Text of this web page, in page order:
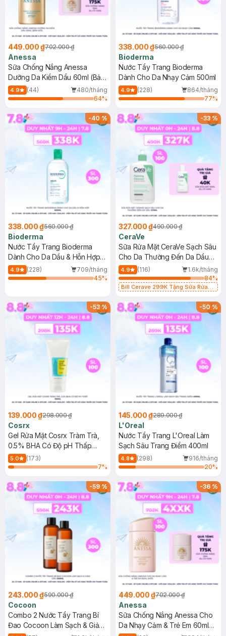
449.000 ₫702.000 ₫
Anessa
Sữa Chống Nắng Anessa
Dưỡng Da Kiềm Dầu 60ml (Bản
Mới)
4.9 (44)
480/tháng
64%
338.000 ₫560.000 ₫
Bioderma
Nước Tẩy Trang Bioderma
Dành Cho Da Nhạy Cảm 500ml
4.9 (228)
864/tháng
77%
-40%
338.000 ₫560.000 ₫
Bioderma
Nước Tẩy Trang Bioderma
Dành Cho Da Dầu & Hỗn Hợp
500ml
4.9 (228)
709/tháng
45%
-33%
327.000 ₫490.000 ₫
CeraVe
Sữa Rửa Mặt CeraVe Sạch Sâu
Cho Da Thường Đến Da Dầu
473ml
4.9 (116)
1.6k/tháng
84%
Bill Cerave 299K Tặng Sữa Rửa
-53%
139.000 ₫298.000 ₫
Cosrx
Gel Rửa Mặt Cosrx Tràm Trà,
0.5% BHA Có Độ pH Thấp
150ml
5.0
(173)
7%
-50%
145.000 ₫289.000 ₫
L'Oreal
Nước Tẩy Trang L'Oreal Làm
Sạch Sâu Trang Điểm 400ml
4.8 (298)
916/tháng
20%
-59%
243.000 ₫590.000 ₫
Cocoon
Combo 2 Nước Tẩy Trang Bí
Đao Cocoon Làm Sạch & Giảm
-36%
449.000 ₫702.000 ₫
Anessa
Sữa Chống Nắng Anessa Cho
Da Nhạy Cảm & Trẻ Em 60ml